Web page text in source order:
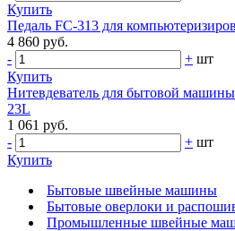
Купить
Педаль FC-313 для
4 860 руб.
-
+ шт
Купить
Нитевдеватель для бытовой
23L
1 061 руб.
-
+ шт
Купить
Бытовые швейные машины
Бытовые оверлоки и
Промышленные швейные